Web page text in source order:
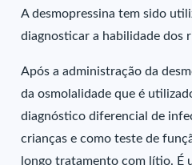
A desmopressina tem sido
diagnosticar a habilidade dos
Após a administração da
da osmolalidade que é
diagnóstico diferencial de
crianças e como teste de
longo tratamento com lítio. É